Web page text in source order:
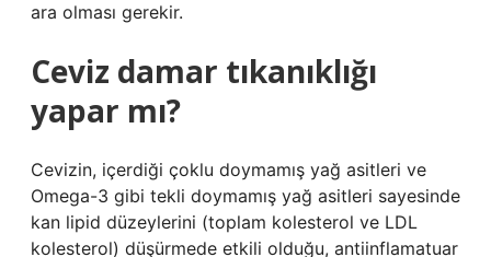
ara olması gerekir.
Ceviz damar tıkanıklığı
yapar mı?
Cevizin, içerdiği çoklu doymamış yağ asitleri ve
Omega-3 gibi tekli doymamış yağ asitleri sayesinde
kan lipid düzeylerini (toplam kolesterol ve LDL
kolesterol) düşürmede etkili olduğu, antiinflamatuar